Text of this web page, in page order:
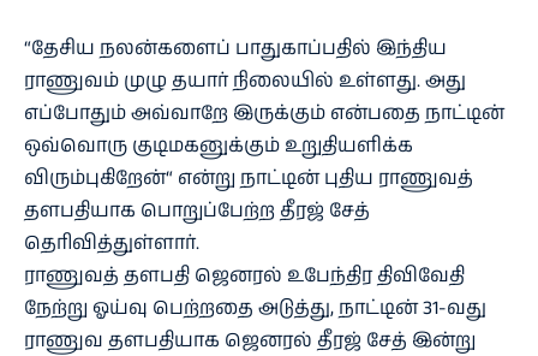
“தேசிய நலன்களைப் பாதுகாப்பதில் இந்திய
ராணுவம் முழு தயார் நிலையில் உள்ளது. அது
எப்போதும் அவ்வாறே இருக்கும் என்பதை நாட்டின்
ஒவ்வொரு குடிமகனுக்கும் உறுதியளிக்க
விரும்புகிறேன்“ என்று நாட்டின் புதிய ராணுவத்
தளபதியாக பொறுப்பேற்ற தீரஜ் சேத்
தெரிவித்துள்ளார்.
ராணுவத் தளப​தி​ ஜெனரல் உபேந்​திர திவிவேதி
நேற்று ஓய்வு பெற்றதை அடுத்து, நாட்டின் 31-வது
ராணுவ தளபதியாக ஜெனரல் தீரஜ் சேத் இன்று